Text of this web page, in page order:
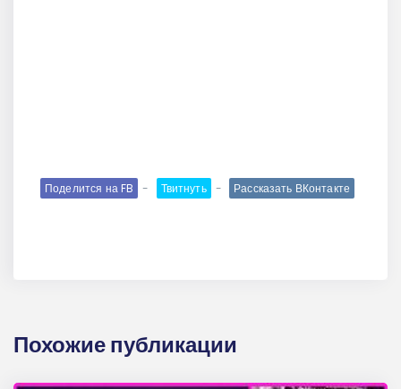
Поделится на FB Твитнуть Рассказать ВКонтакте
Похожие публикации